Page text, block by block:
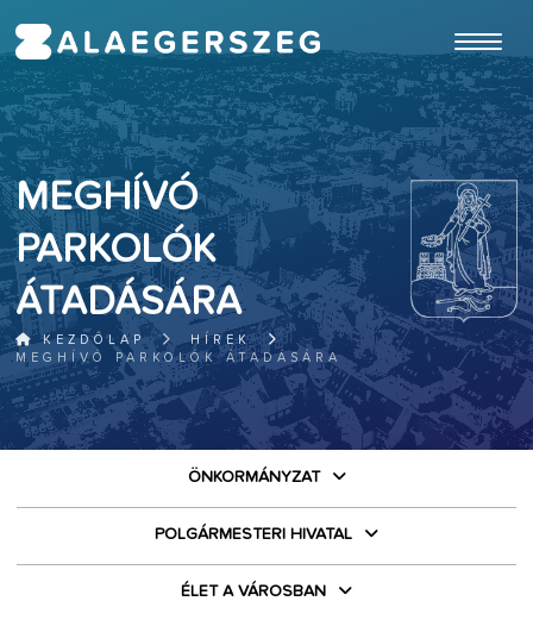
MEGHÍVÓ
PARKOLÓK
ÁTADÁSÁRA
KEZDŐLAP
HÍREK
MEGHÍVÓ PARKOLÓK ÁTADÁSÁRA
ÖNKORMÁNYZAT
POLGÁRMESTERI HIVATAL
ÉLET A VÁROSBAN